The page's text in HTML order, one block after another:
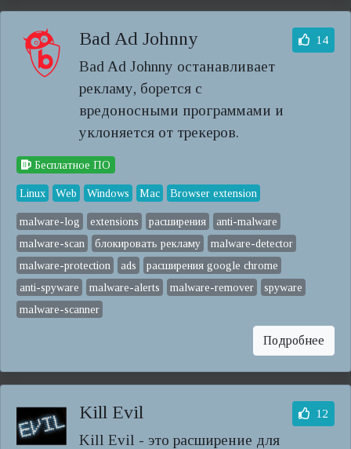
Bad Ad Johnny
Bad Ad Johnny останавливает
рекламу, борется с
вредоносными программами и
уклоняется от трекеров.
14
Бесплатное ПО
Linux Web Windows Mac Browser extension
malware-log extensions расширения
anti-malware
malware-scan
блокировать рекламу
malware-detector
malware-protection
ads
расширения google chrome
anti-spyware
malware-alerts malware-remover
spyware
malware-scanner
Подробнее
Kill Evil
Kill Evil - это расширение для
12